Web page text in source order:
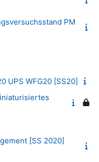
PM
UPS WFG20 [SS20]
[SS 2020]